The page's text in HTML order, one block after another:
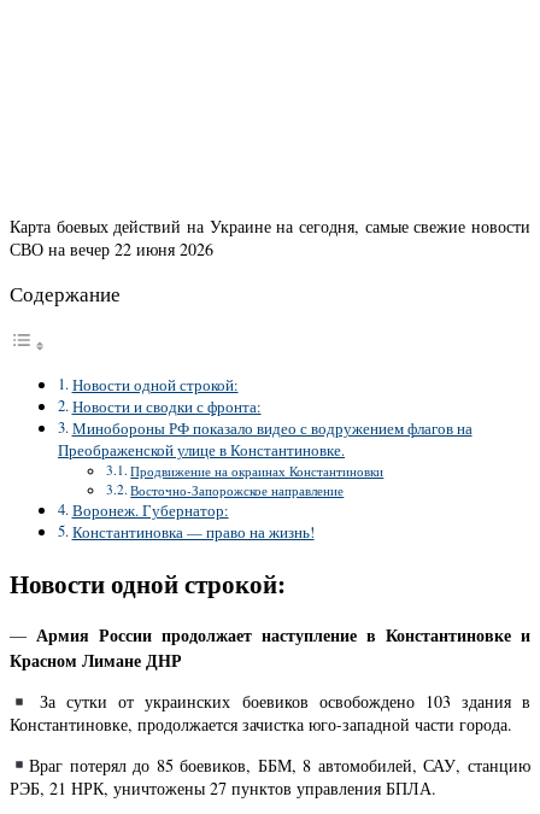
Карта боевых действий на Украине на сегодня, самые свежие новости
СВО на вечер 22 июня 2026
Содержание
Новости одной строкой:
Новости и сводки с фронта:
Минобороны РФ показало видео с водружением флагов на
Преображенской улице в Константиновке.
Продвижение на окраинах Константиновки
Восточно-Запорожское направление
Воронеж. Губернатор:
Константиновка — право на жизнь!
Новости одной строкой:
— Армия России продолжает наступление в Константиновке и
Красном Лимане ДНР
За сутки от украинских боевиков освобождено 103 здания в
Константиновке, продолжается зачистка юго-западной части города.
Враг потерял до 85 боевиков, ББМ, 8 автомобилей, САУ, станцию
РЭБ, 21 НРК, уничтожены 27 пунктов управления БПЛА.